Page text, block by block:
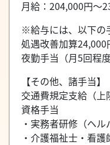
月給：204,000円～
※給与には、以下の
処遇改善加算24,000
夜勤手当（月5回程度
【その他、諸手当】
交通費規定支給（上
資格手当
・実務者研修（ヘ
・介護福祉士・看